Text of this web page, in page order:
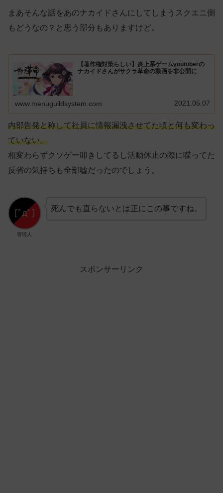
まあそんな話をあのナカイドさんにしてしまうスクエニ側
もどうなの？と思う部分もありますけど。
【著作権対策らしい】炎上系ゲームyoutuberの
ナカイドさんがサクラ革命の動画を非公開に
www.menuguildsystem.com 2021.05.07
内部告発と称して社員に情報漏洩させてた頃と何も変わっ
ていない。
相変わらずクソゲー叩きしてるし活動休止の際に喋ってた
反省の気持ちも全部嘘だったのでしょう。
管理人
死んでも直らないとは正にこの事ですね。
スポンサーリンク